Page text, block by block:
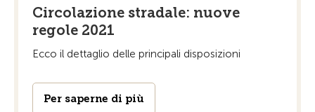
Circolazione stradale: nuove
regole 2021
Ecco il dettaglio delle principali disposizioni
Per saperne di più